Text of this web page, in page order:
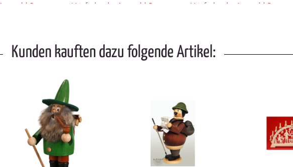
Auswahl Steuerzone / Lieferland Auswahl Steuerzone / Lieferland Auswahl
Kunden kauften dazu folgende Artikel: